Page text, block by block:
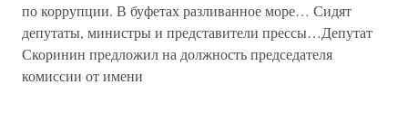
по коррупции. В буфетах разливанное море… Сидят
депутаты, министры и представители прессы…Депутат
Скоринин предложил на должность председателя
комиссии от имени